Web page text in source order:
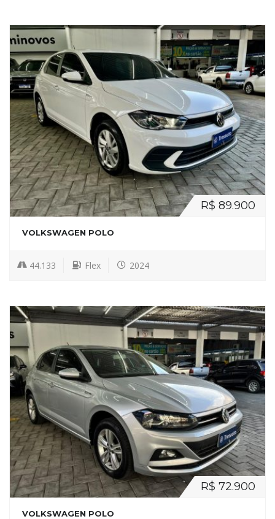
R$ 89.900
VOLKSWAGEN POLO
44.133 Flex 2024
R$ 72.900
VOLKSWAGEN POLO